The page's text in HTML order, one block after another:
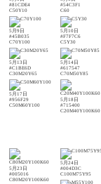
#81CDE4
C50Y10
#54C3F1
C60
5月9日
#45B035
C70Y100
5月10日
#F7F7C6
C5Y30
5月13日
#C1BE6D
C30M20Y65
5月14日
#617547
C70M50Y85
5月17日
#956F29
C50M60Y100
5月18日
#715400
C20M40Y100K60
5月23日
#005016
C80M20Y100K60
5月24日
#004D3C
C100M75Y95